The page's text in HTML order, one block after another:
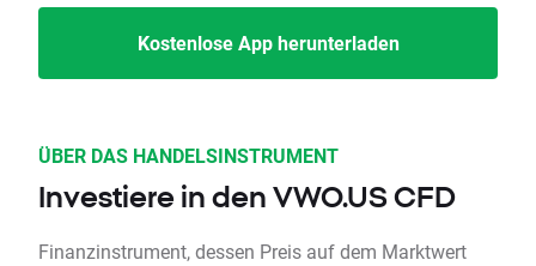
Kostenlose App herunterladen
ÜBER DAS HANDELSINSTRUMENT
Investiere in den VWO.US CFD
Finanzinstrument, dessen Preis auf dem Marktwert